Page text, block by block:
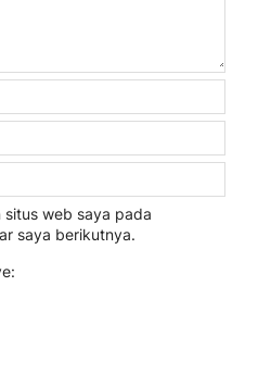
situs web saya pada
saya berikutnya.